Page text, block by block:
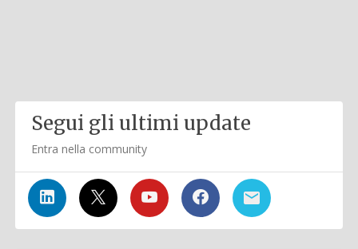
Segui gli ultimi update
Entra nella community